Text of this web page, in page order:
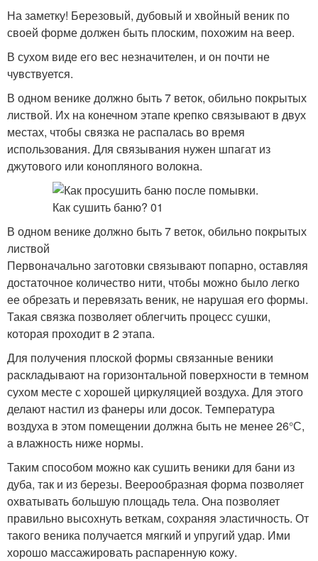
На заметку! Березовый, дубовый и хвойный веник по
своей форме должен быть плоским, похожим на веер.
В сухом виде его вес незначителен, и он почти не
чувствуется.
В одном венике должно быть 7 веток, обильно покрытых
листвой. Их на конечном этапе крепко связывают в двух
местах, чтобы связка не распалась во время
использования. Для связывания нужен шпагат из
джутового или конопляного волокна.
В одном венике должно быть 7 веток, обильно покрытых
листвой
Первоначально заготовки связывают попарно, оставляя
достаточное количество нити, чтобы можно было легко
ее обрезать и перевязать веник, не нарушая его формы.
Такая связка позволяет облегчить процесс сушки,
которая проходит в 2 этапа.
Для получения плоской формы связанные веники
раскладывают на горизонтальной поверхности в темном
сухом месте с хорошей циркуляцией воздуха. Для этого
делают настил из фанеры или досок. Температура
воздуха в этом помещении должна быть не менее 26°С,
а влажность ниже нормы.
Таким способом можно как сушить веники для бани из
дуба, так и из березы. Веерообразная форма позволяет
охватывать большую площадь тела. Она позволяет
правильно высохнуть веткам, сохраняя эластичность. От
такого веника получается мягкий и упругий удар. Ими
хорошо массажировать распаренную кожу.